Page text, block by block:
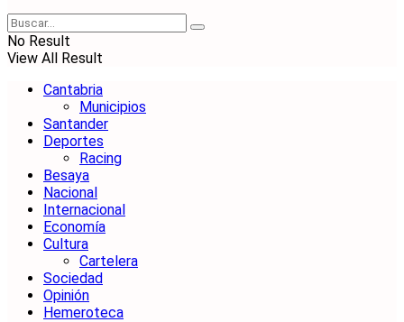
No Result
View All Result
Cantabria
Municipios
Santander
Deportes
Racing
Besaya
Nacional
Internacional
Economía
Cultura
Cartelera
Sociedad
Opinión
Hemeroteca